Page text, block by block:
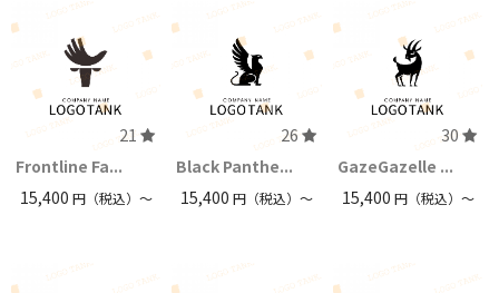
21
Frontline Fa...
15,400 円（税込）〜
26
Black Panthe...
15,400円（税込）〜
30
GazeGazelle ...
15,400 円（税込）〜